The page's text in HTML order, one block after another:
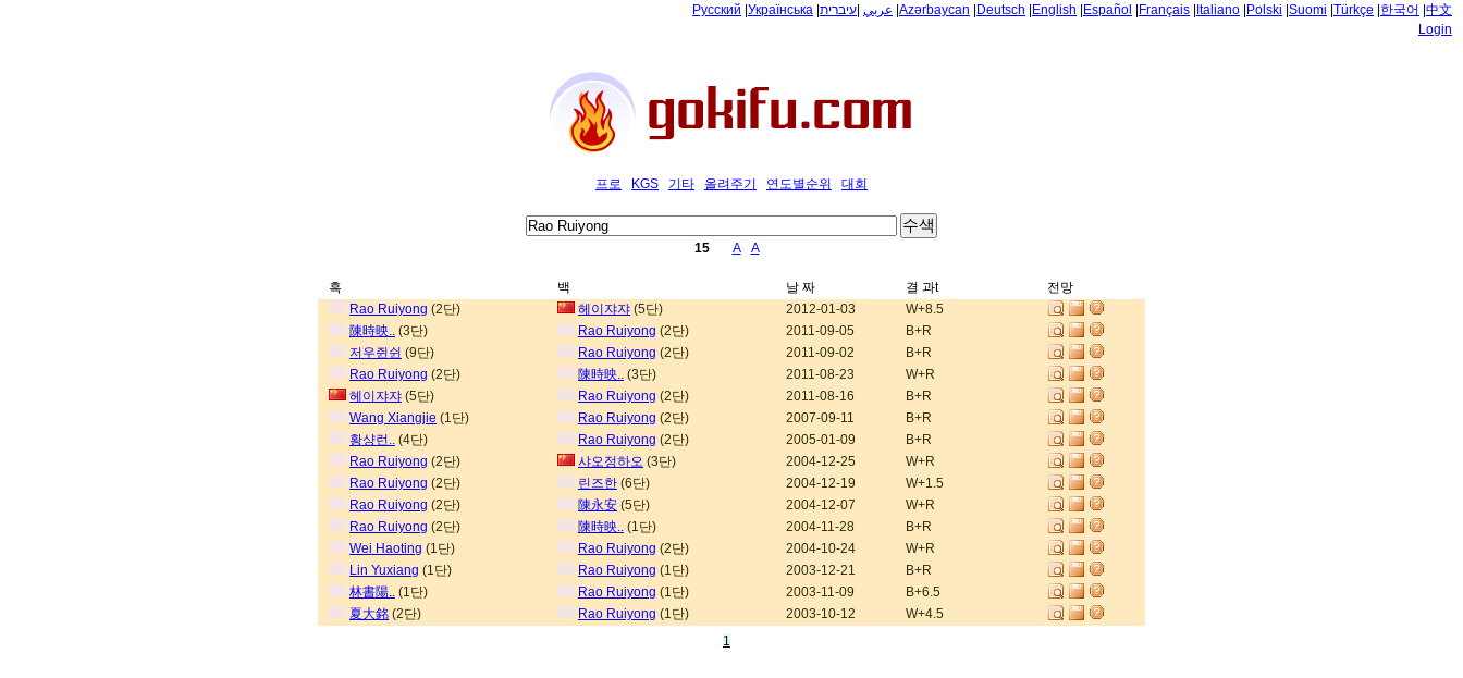
Русский Українська عربي עיברית Azərbaycan Deutsch English Español Français Italiano Polski Suomi Türkçe 한국어 中文
Login
프로 KGS 기타 올려주기 연도별순위 대회
15 A A
흑 백 날 짜 결 과t
전망
Rao Ruiyong (2단) 헤이쟈쟈 (5단) 2012-01-03
W+8.5
陳時映.. (3단) Rao Ruiyong (2단) 2011-09-05
B+R
저우쥔쉰 (9단) Rao Ruiyong (2단) 2011-09-02
B+R
Rao Ruiyong (2단) 陳時映.. (3단) 2011-08-23
W+R
헤이쟈쟈 (5단) Rao Ruiyong (2단) 2011-08-16
B+R
Wang Xiangjie (1단) Rao Ruiyong (2단) 2007-09-11
B+R
황샹런.. (4단) Rao Ruiyong (2단) 2005-01-09
B+R
Rao Ruiyong (2단) 샤오정하오 (3단) 2004-12-25
W+R
Rao Ruiyong (2단) 린즈한 (6단) 2004-12-19
W+1.5
Rao Ruiyong (2단) 陳永安 (5단) 2004-12-07
W+R
Rao Ruiyong (2단) 陳時映.. (1단) 2004-11-28
B+R
Wei Haoting (1단) Rao Ruiyong (2단) 2004-10-24
W+R
Lin Yuxiang (1단) Rao Ruiyong (1단) 2003-12-21
B+R
林書陽.. (1단) Rao Ruiyong (1단) 2003-11-09
B+6.5
夏大銘 (2단) Rao Ruiyong (1단) 2003-10-12
W+4.5
1